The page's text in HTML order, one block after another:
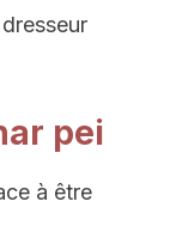
pei
à être